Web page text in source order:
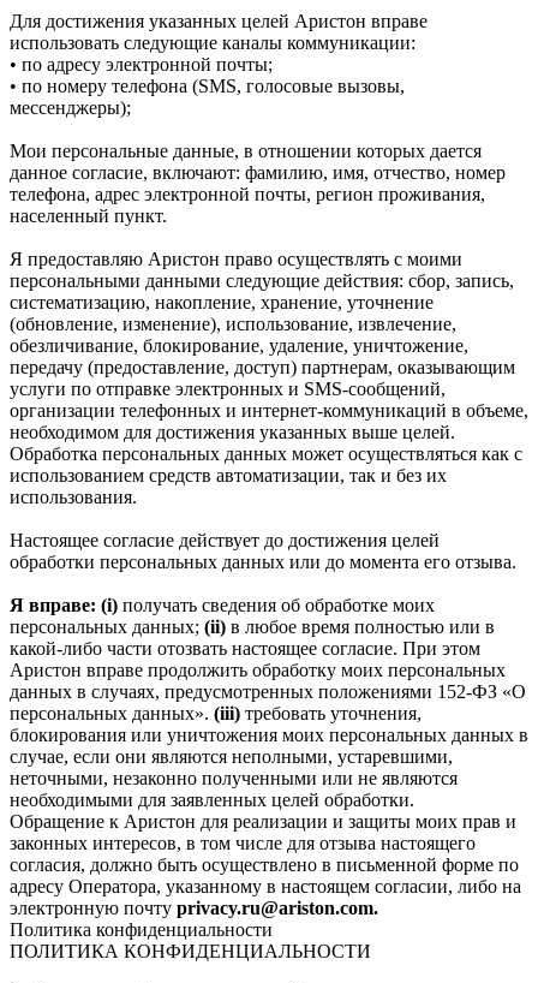
Для достижения указанных целей Аристон вправе
использовать следующие каналы коммуникации:
• по адресу электронной почты;
• по номеру телефона (SMS, голосовые вызовы,
мессенджеры);
Мои персональные данные, в отношении которых дается
данное согласие, включают: фамилию, имя, отчество, номер
телефона, адрес электронной почты, регион проживания,
населенный пункт.
Я предоставляю Аристон право осуществлять с моими
персональными данными следующие действия: сбор, запись,
систематизацию, накопление, хранение, уточнение
(обновление, изменение), использование, извлечение,
обезличивание, блокирование, удаление, уничтожение,
передачу (предоставление, доступ) партнерам, оказывающим
услуги по отправке электронных и SMS‑сообщений,
организации телефонных и интернет‑коммуникаций в объеме,
необходимом для достижения указанных выше целей.
Обработка персональных данных может осуществляться как с
использованием средств автоматизации, так и без их
использования.
Настоящее согласие действует до достижения целей
обработки персональных данных или до момента его отзыва.
Я вправе: (i) получать сведения об обработке моих
персональных данных; (ii) в любое время полностью или в
какой-либо части отозвать настоящее согласие. При этом
Аристон вправе продолжить обработку моих персональных
данных в случаях, предусмотренных положениями 152-ФЗ «О
персональных данных». (iii) требовать уточнения,
блокирования или уничтожения моих персональных данных в
случае, если они являются неполными, устаревшими,
неточными, незаконно полученными или не являются
необходимыми для заявленных целей обработки.
Обращение к Аристон для реализации и защиты моих прав и
законных интересов, в том числе для отзыва настоящего
согласия, должно быть осуществлено в письменной форме по
адресу Оператора, указанному в настоящем согласии, либо на
электронную почту privacy.ru@ariston.com.
Политика конфиденциальности
ПОЛИТИКА КОНФИДЕНЦИАЛЬНОСТИ